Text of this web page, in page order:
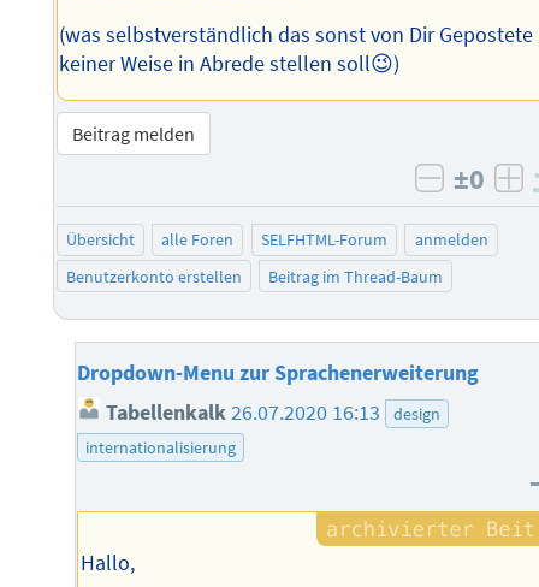
(was selbstverständlich das sonst von Dir Gepostete
keiner Weise in Abrede stellen soll😉)
Beitrag melden
negativ
±0
Übersicht alle Foren SELFHTML-Forum
anmelden
Benutzerkonto erstellen
Beitrag im Thread-Baum
Dropdown-Menu zur Sprachenerweiterung
Tabellenkalk26.07.2020 16:13
design
internationalisierung
Hallo,